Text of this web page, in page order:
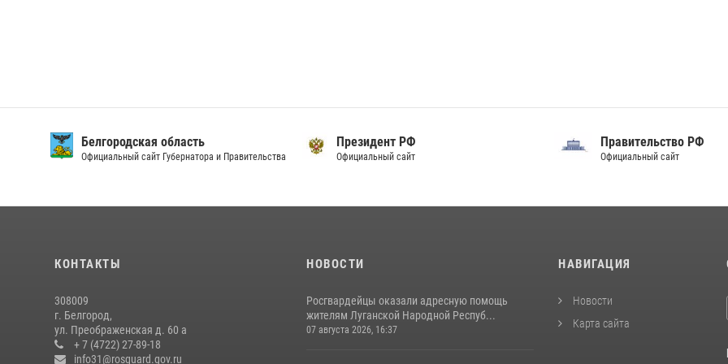
Белгородская область
Официальный сайт Губернатора и Правительства
Президент РФ
Официальный сайт
Правительство РФ
Официальный сайт
КОНТАКТЫ
308009
г. Белгород,
ул. Преображенская д. 60 а
+ 7 (4722) 27-89-18
info31@rosguard.gov.ru
НОВОСТИ
Росгвардейцы оказали адресную помощь
жителям Луганской Народной Респуб...
07 августа 2026, 16:37
НАВИГАЦИЯ
Новости
Карта сайта